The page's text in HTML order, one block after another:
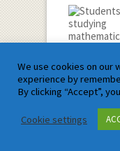
We use cookies on our
experience by
By clicking “Accept”,
Cookie settings